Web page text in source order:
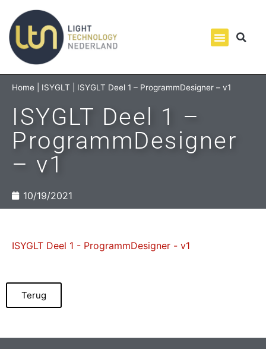
Home ISYGLT ISYGLT Deel 1 – ProgrammDesigner – v1
ISYGLT Deel 1 –
ProgrammDesigner
– v1
10/19/2021
ISYGLT Deel 1 - ProgrammDesigner - v1
Terug